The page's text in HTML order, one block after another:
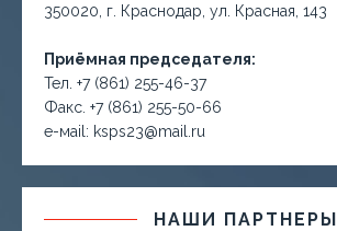
350020, г. Краснодар, ул. Красная, 143
Приёмная председателя:
Тел. +7 (861) 255-46-37
Факс. +7 (861) 255-50-66
е-маil: ksps23@mail.ru
НАШИ ПАРТНЕРЫ